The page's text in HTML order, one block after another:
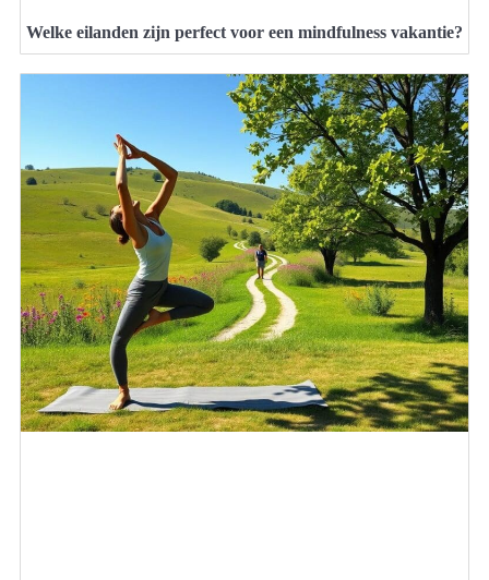
Welke eilanden zijn perfect voor een mindfulness vakantie?